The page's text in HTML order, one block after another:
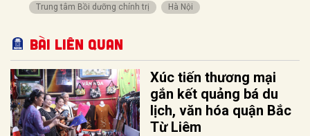
Trung tâm Bồi dưỡng chính trị
Hà Nội
Bài liên quan
Xúc tiến thương mại
gắn kết quảng bá du
lịch, văn hóa quận Bắc
Từ Liêm